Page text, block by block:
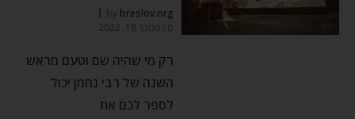
by breslov.org
ספטמבר 18, 2022
רק מי שהיה שם וטעם מראש
השנה של רבי נחמן יכול
לספר לכם את